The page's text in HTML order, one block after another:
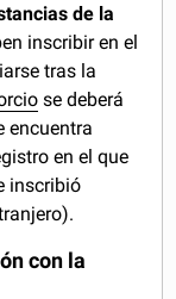
de la
inscribir en el
tras la
se deberá
encuentra
en el que
inscribió
con la